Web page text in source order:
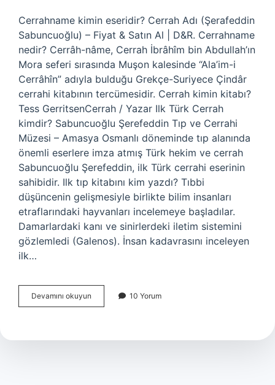
Cerrahname kimin eseridir? Cerrah Adı (Şerafeddin
Sabuncuoğlu) – Fiyat & Satın Al | D&R. Cerrahname
nedir? Cerrâh-nâme, Cerrah İbrâhîm bin Abdullah’ın
Mora seferi sırasında Muşon kalesinde “Ala’im-i
Cerrâhîn” adıyla bulduğu Grekçe-Suriyece Çindâr
cerrahi kitabının tercümesidir. Cerrah kimin kitabı?
Tess GerritsenCerrah / Yazar Ilk Türk Cerrah
kimdir? Sabuncuoğlu Şerefeddin Tıp ve Cerrahi
Müzesi – Amasya Osmanlı döneminde tıp alanında
önemli eserlere imza atmış Türk hekim ve cerrah
Sabuncuoğlu Şerefeddin, ilk Türk cerrahi eserinin
sahibidir. Ilk tıp kitabını kim yazdı? Tıbbi
düşüncenin gelişmesiyle birlikte bilim insanları
etraflarındaki hayvanları incelemeye başladılar.
Damarlardaki kanı ve sinirlerdeki iletim sistemini
gözlemledi (Galenos). İnsan kadavrasını inceleyen
ilk…
Devamını okuyun
Name
10 Yorum